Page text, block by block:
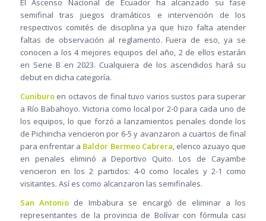
El Ascenso Nacional de Ecuador ha alcanzado su fase
semifinal tras juegos dramáticos e intervención de los
respectivos comités de disciplina ya que hizo falta atender
faltas de observación al reglamento. Fuera de eso, ya se
conocen a los 4 mejores equipos del año, 2 de ellos estarán
en Serie B en 2023. Cualquiera de los ascendidos hará su
debut en dicha categoría.
Cuniburoen octavos de final tuvo varios sustos para superar
a Río Babahoyo. Victoria como local por 2-0 para cada uno de
los equipos, lo que forzó a lanzamientos penales donde los
de Pichincha vencieron por 6-5 y avanzaron a cuartos de final
para enfrentar a Baldor Bermeo Cabrera, elenco azuayo que
en penales eliminó a Deportivo Quito. Los de Cayambe
vencieron en los 2 partidos: 4-0 como locales y 2-1 como
visitantes. Así es como alcanzaron las semifinales.
San Antonio de Imbabura se encargó de eliminar a los
representantes de la provincia de Bolívar con fórmula casi